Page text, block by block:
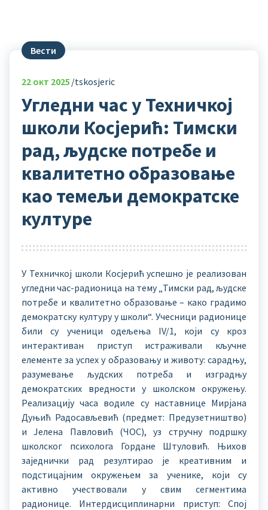
Вести
22 окт 2025 tskosjeric
Угледни час у Техничкој
школи Косјерић: Тимски
рад, људске потребе и
квалитетно образовање
као темељи демократске
културе
У Техничкој школи Косјерић успешно је реализован
угледни час-радионица на тему „Тимски рад, људске
потребе и квалитетно образовање – како градимо
демократску културу у школи“. Учесници радионице
били су ученици одељења IV/1, који су кроз
интерактиван приступ истраживали кључне
елементе за успех у образовању и животу: сарадњу,
разумевање људских потреба и изградњу
демократских вредности у школском окружењу.
Реализацију часа водиле су наставнице Мирјана
Дуњић Радосављевић (предмет: Предузетништво)
и Јелена Павловић (ЧОС), уз стручну подршку
школског психолога Гордане Штуловић. Њихов
заједнички рад резултирао је креативним и
подстицајним окружењем за ученике, који су
активно учествовали у свим сегментима
радионице. Интердисциплинарни приступ: Спој